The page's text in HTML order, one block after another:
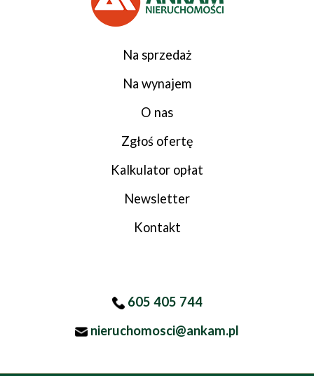
Na sprzedaż
Na wynajem
O nas
Zgłoś ofertę
Kalkulator opłat
Newsletter
Kontakt
605 405 744
nieruchomosci@ankam.pl